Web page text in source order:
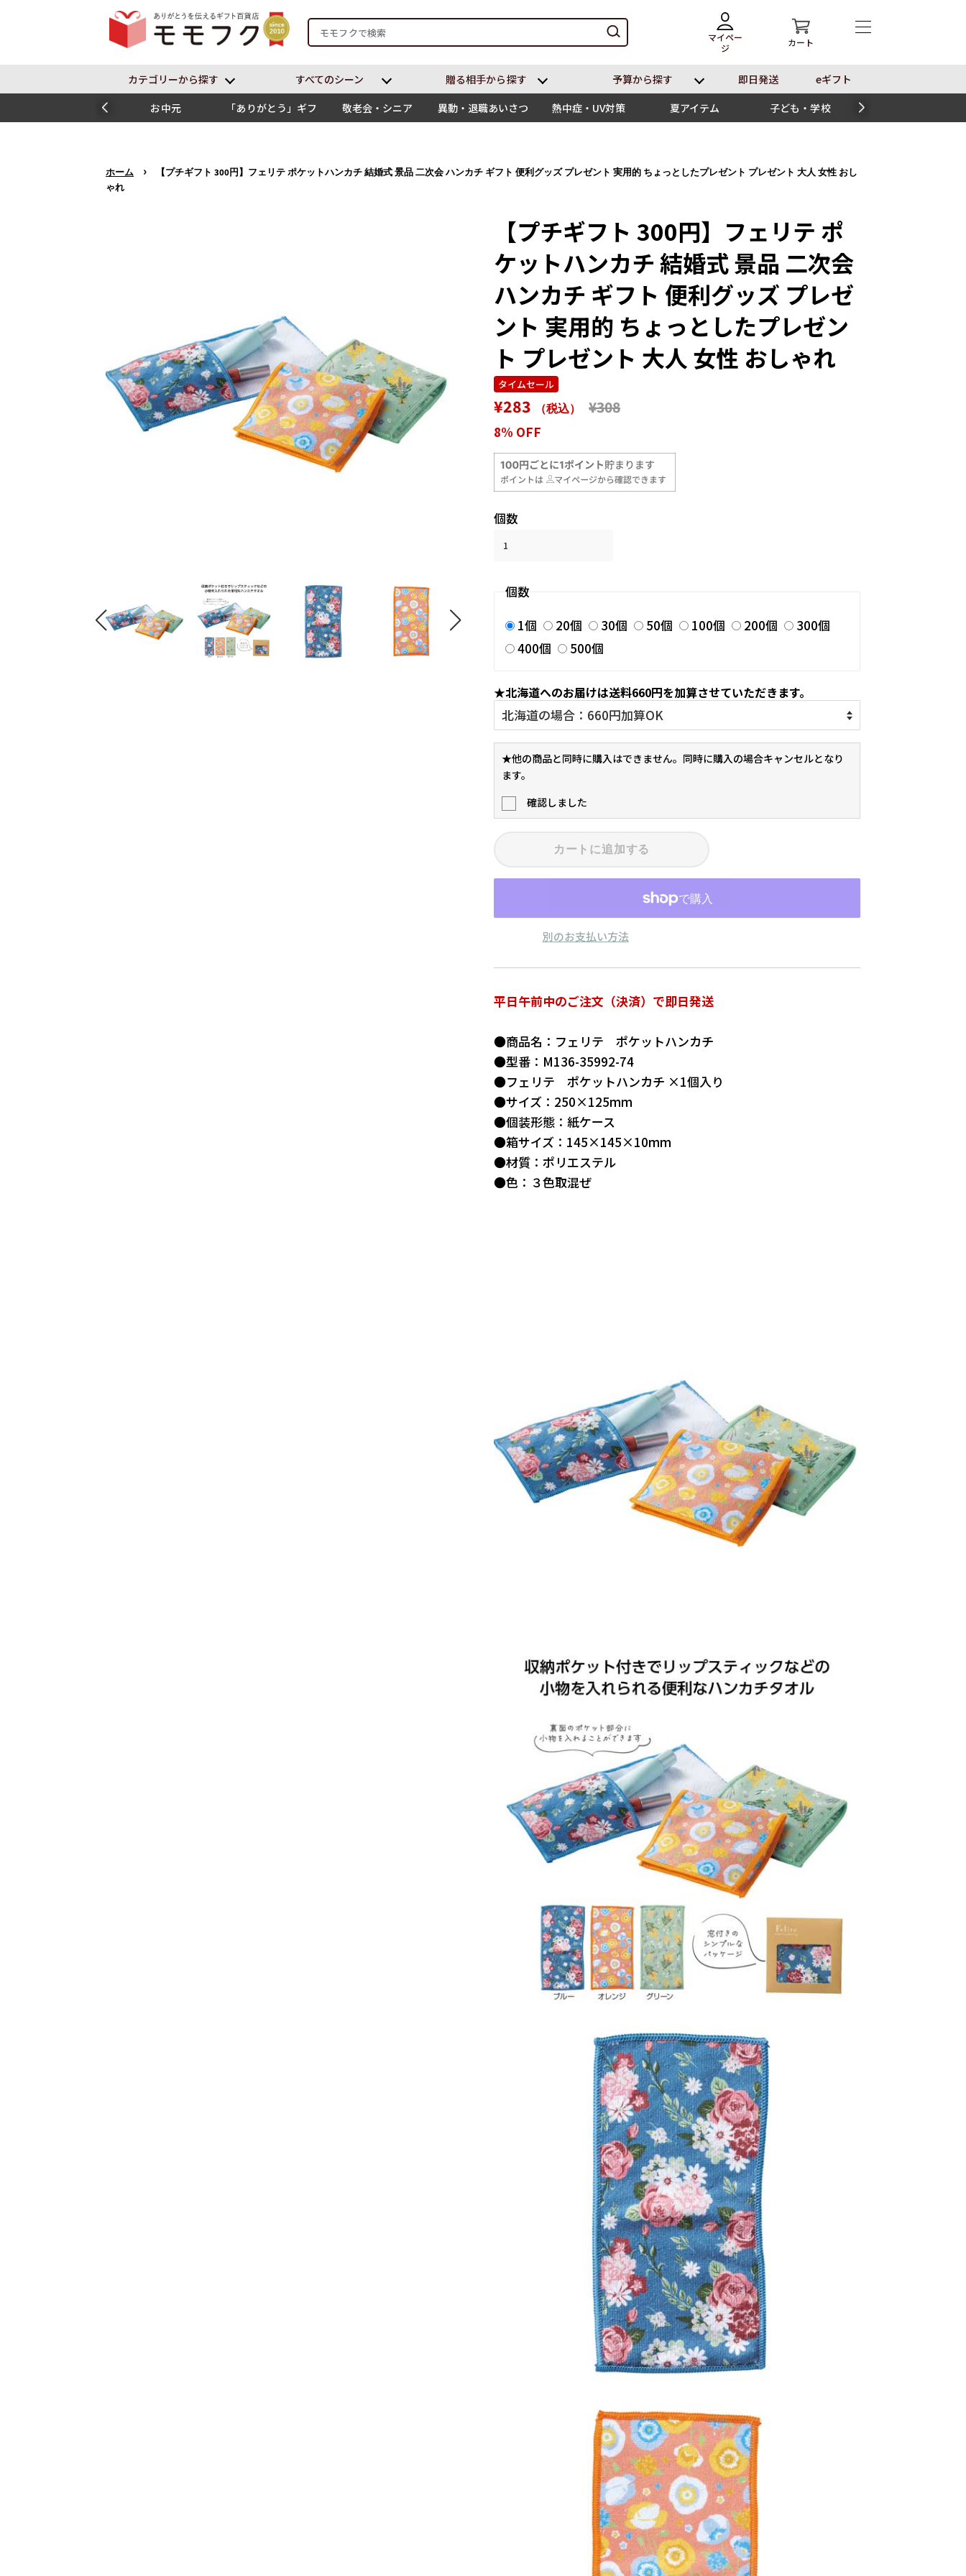
マイペー
ジ
カート
カテゴリーから探す すべてのシーン 贈る相⼿から探す 予算から探す 即⽇発送
eギフト
お中元
「ありがとう」ギフ
敬老会・シニア 異動・退職あいさつ 熱中症・UV対策 夏アイテム 子ども・学校
ホーム ›
【プチギフト 300円】フェリテ ポケットハンカチ 結婚式 景品 二次会 ハンカチ ギフト 便利グッズ プレゼント 実用的 ちょっとしたプレゼント プレゼント 大人 女性 おし
ゃれ
【プチギフト 300円】フェリテ ポ
ケットハンカチ 結婚式 景品 二次会
ハンカチ ギフト 便利グッズ プレゼ
ント 実用的 ちょっとしたプレゼン
ト プレゼント 大人 女性 おしゃれ
タイムセール
通
常
格
¥283 （税込）
販
格
¥308
8% OFF
個数
個数
1個
20個 30個 50個 100個 200個
300個
400個
500個
★北海道へのお届けは送料660円を加算させていただきます。
★他の商品と同時に購入はできません。同時に購入の場合キャンセルとなり
ます。
確認しました
カートに追加する
別のお支払い方法
平日午前中のご注文（決済）で即日発送
●商品名：フェリテ ポケットハンカチ
●型番：M136-35992-74
●フェリテ ポケットハンカチ ×1個入り
●サイズ：250×125mm
●個装形態：紙ケース
●箱サイズ：145×145×10mm
●材質：ポリエステル
●色：３色取混ぜ